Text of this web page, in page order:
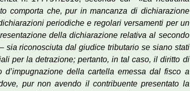
comporta che, pur in mancanza di dichiarazione
periodiche e regolari versamenti per un
della dichiarazione relativa al secondo
sia riconosciuta dal giudice tributario se siano stati
per la detrazione; pertanto, in tal caso, il diritto di
della cartella emessa dal fisco a
pur non avendo il contribuente presentato la